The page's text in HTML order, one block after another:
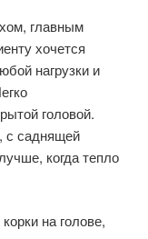
главным
хочется
нагрузки и
головой.
с саднящей
когда тепло
на голове,